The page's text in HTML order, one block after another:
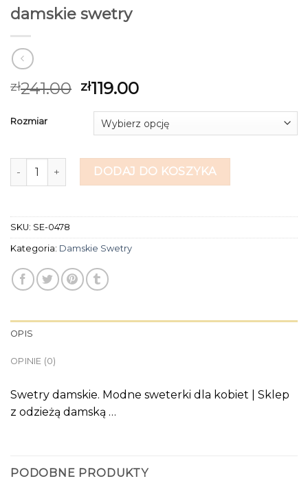
damskie swetry
zł241.00 zł119.00
Rozmiar
ilość damskie swetryDODAJ DO KOSZYKA
SKU: SE-0478
Kategoria: Damskie Swetry
OPIS
OPINIE (0)
Swetry damskie. Modne sweterki dla kobiet | Sklep
z odzieżą damską …
PODOBNE PRODUKTY